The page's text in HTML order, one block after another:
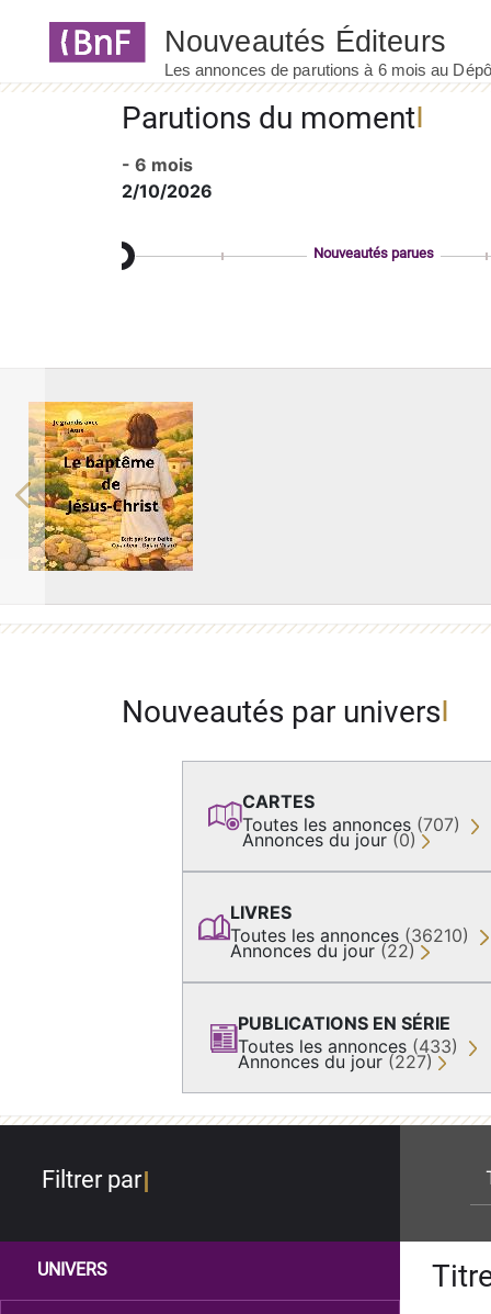
Parutions du moment
- 6 mois
2/10/2026
Nouveautés parues
Previous
Nouveautés par univers
CARTES
Toutes les annonces (707)
Annonces du jour (0)
LIVRES
Toutes les annonces (36210)
Annonces du jour (22)
PUBLICATIONS EN SÉRIE
Toutes les annonces (433)
Annonces du jour (227)
Filtrer par
UNIVERS